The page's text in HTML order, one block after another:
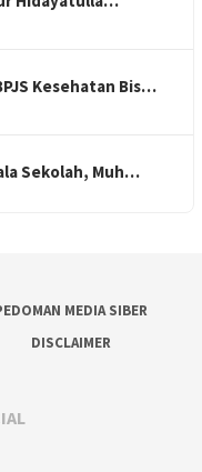
Kesehatan Bis…
Sekolah, Muh…
MEDIA SIBER
DISCLAIMER